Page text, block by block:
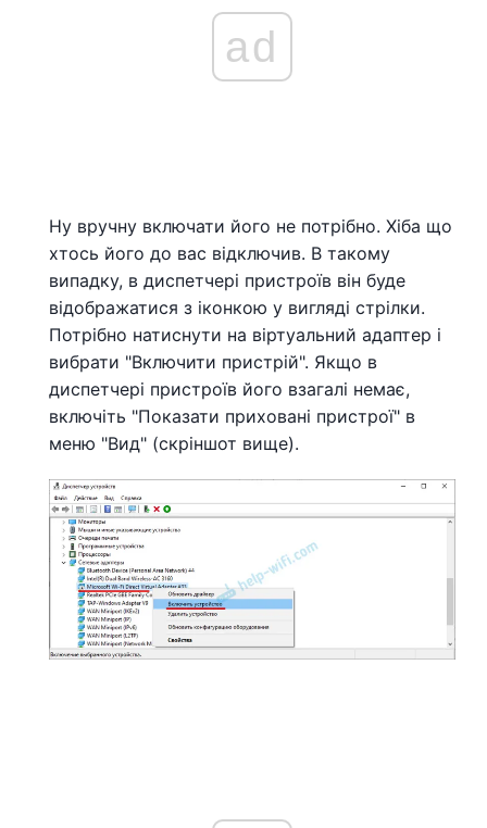
ad
Ну вручну включати його не потрібно. Хіба що
хтось його до вас відключив. В такому
випадку, в диспетчері пристроїв він буде
відображатися з іконкою у вигляді стрілки.
Потрібно натиснути на віртуальний адаптер і
вибрати "Включити пристрій". Якщо в
диспетчері пристроїв його взагалі немає,
включіть "Показати приховані пристрої" в
меню "Вид" (скріншот вище).